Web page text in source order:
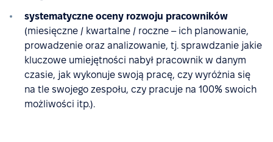
systematyczne oceny rozwoju pracowników
(miesięczne / kwartalne / roczne – ich planowanie,
prowadzenie oraz analizowanie, tj. sprawdzanie jakie
kluczowe umiejętności nabył pracownik w danym
czasie, jak wykonuje swoją pracę, czy wyróżnia się
na tle swojego zespołu, czy pracuje na 100% swoich
możliwości itp.).